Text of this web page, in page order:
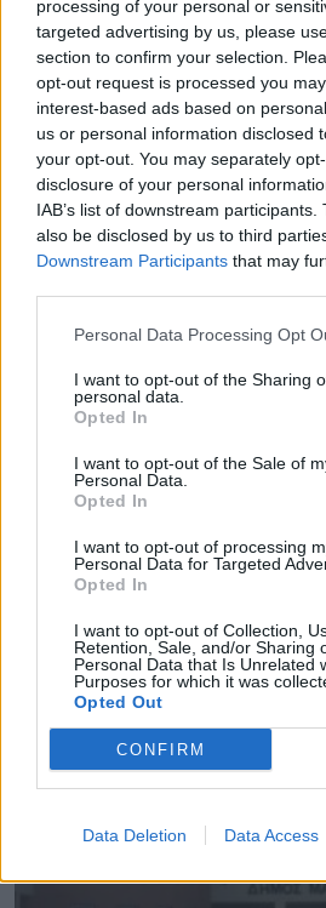
processing of your personal or
targeted advertising by us, please
section to confirm your selection.
opt-out request is processed you
interest-based ads based on
us or personal information disclosed
your opt-out. You may separately
disclosure of your personal
IAB’s list of downstream
also be disclosed by us to third
Downstream Participants that may
Personal Data Processing Opt
I want to opt-out of the Sharing
personal data.
Opted In
I want to opt-out of the Sale of
Personal Data.
Opted In
I want to opt-out of processing
Personal Data for Targeted
Opted In
I want to opt-out of Collection,
Retention, Sale, and/or Sharing
Personal Data that Is Unrelated
Purposes for which it was
Opted Out
CONFIRM
Data Deletion Data Access
Νέους Αντιπεριφερειάρχες
Χαρδαλιάς
09.08.2026 - 11.31
Σε κατάσταση κινητοποίησης
σήμερα η χώρα
09.08.2026 - 08.46